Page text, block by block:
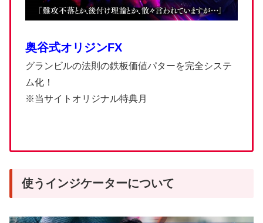
奥谷式オリジンFX
グランビルの法則の鉄板価値パターを完全システ
ム化！
※当サイトオリジナル特典月
使うインジケーターについて